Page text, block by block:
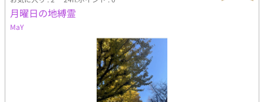
良。基本的に寝てる。 飯地 紅(いいじ こう) 2-F生徒。不良。 脱色
しまくった白に近いような金髪と険しい目で大体の人は逃げる。
短気。 成雲 悠河(なぐも ゆうが) 35歳、2-F副担任。古文担当。 大
柄で短髪、彫りが深い野性味のある顔をしている。体調不良で休
月曜日の地縛霊
MaY